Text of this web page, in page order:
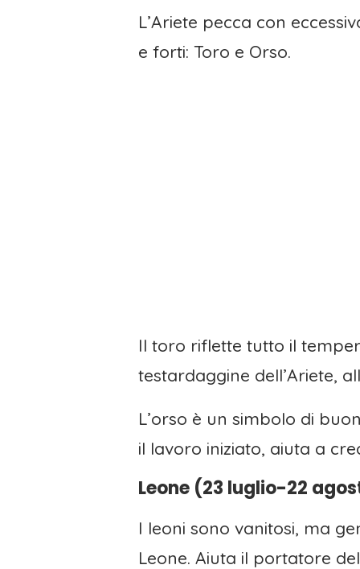
L’Ariete pecca con
e forti: Toro e Orso.
Il toro riflette tutto il
testardaggine dell’Ariete,
L’orso è un simbolo di
il lavoro iniziato, aiuta a
Leone (23 luglio-22
I leoni sono vanitosi, ma
Leone. Aiuta il portatore